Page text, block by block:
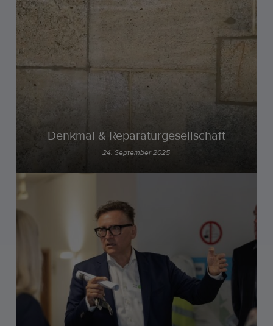
Denkmal & Reparaturgesellschaft
24. September 2025